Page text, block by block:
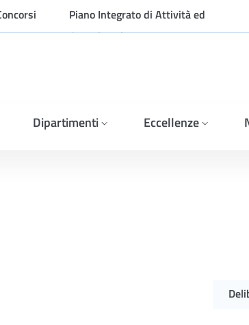
Piano Integrato di Attività ed
Organizzazione
Dipartimenti Eccellenze